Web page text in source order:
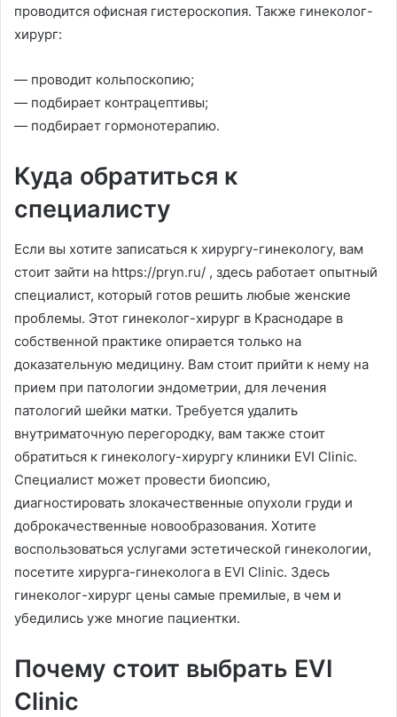
проводится офисная гистероскопия. Также гинеколог-
хирург:
— проводит кольпоскопию;
— подбирает контрацептивы;
— подбирает гормонотерапию.
Куда обратиться к
специалисту
Если вы хотите записаться к хирургу-гинекологу, вам
стоит зайти на https://pryn.ru/ , здесь работает опытный
специалист, который готов решить любые женские
проблемы. Этот гинеколог-хирург в Краснодаре в
собственной практике опирается только на
доказательную медицину. Вам стоит прийти к нему на
прием при патологии эндометрии, для лечения
патологий шейки матки. Требуется удалить
внутриматочную перегородку, вам также стоит
обратиться к гинекологу-хирургу клиники EVI Clinic.
Специалист может провести биопсию,
диагностировать злокачественные опухоли груди и
доброкачественные новообразования. Хотите
воспользоваться услугами эстетической гинекологии,
посетите хирурга-гинеколога в EVI Clinic. Здесь
гинеколог-хирург цены самые премилые, в чем и
убедились уже многие пациентки.
Почему стоит выбрать EVI
Clinic